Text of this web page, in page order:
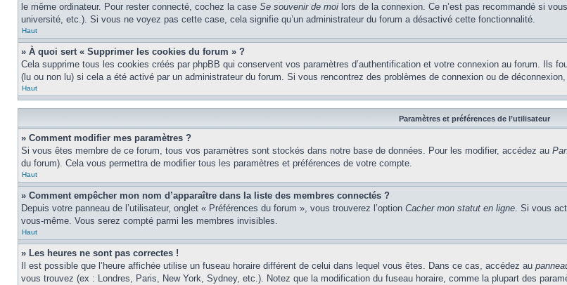
le même ordinateur. Pour rester connecté, cochez la case Se souvenir de moi lors de la connexion. Ce n’est pas recommandé si
université, etc.). Si vous ne voyez pas cette case, cela signifie qu’un administrateur du forum a désactivé cette fonctionnalité.
Haut
» À quoi sert « Supprimer les cookies du forum » ?
Cela supprime tous les cookies créés par phpBB qui conservent vos paramètres d’authentification et votre connexion au forum. Ils
(lu ou non lu) si cela a été activé par un administrateur du forum. Si vous rencontrez des problèmes de connexion ou de
Haut
Paramètres et préférences de l’utilisateur
» Comment modifier mes paramètres ?
Si vous êtes membre de ce forum, tous vos paramètres sont stockés dans notre base de données. Pour les modifier, accédez au
du forum). Cela vous permettra de modifier tous les paramètres et préférences de votre compte.
Haut
» Comment empêcher mon nom d’apparaître dans la liste des membres connectés ?
Depuis votre panneau de l’utilisateur, onglet « Préférences du forum », vous trouverez l’option Cacher mon statut en ligne. Si vous
vous-même. Vous serez compté parmi les membres invisibles.
Haut
» Les heures ne sont pas correctes !
Il est possible que l’heure affichée utilise un fuseau horaire différent de celui dans lequel vous êtes. Dans ce cas, accédez au
vous trouvez (ex : Londres, Paris, New York, Sydney, etc.). Notez que la modification du fuseau horaire, comme la plupart des